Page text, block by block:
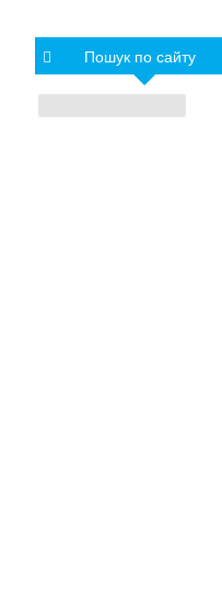
Пошук по сайту